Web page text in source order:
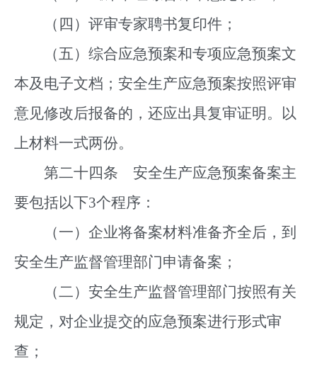
（四）评审专家聘书复印件；
（五）综合应急预案和专项应急预案文
本及电子文档；安全生产应急预案按照评审
意见修改后报备的，还应出具复审证明。以
上材料一式两份。
第二十四条 安全生产应急预案备案主
要包括以下3个程序：
（一）企业将备案材料准备齐全后，到
安全生产监督管理部门申请备案；
（二）安全生产监督管理部门按照有关
规定，对企业提交的应急预案进行形式审
查；